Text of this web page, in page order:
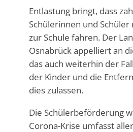
Entlastung bringt, dass
Schülerinnen und
zur Schule fahren. Der
Osnabrück appelliert an
das auch weiterhin der
der Kinder und die
dies zulassen.
Die Schülerbeförderung
Corona-Krise umfasst